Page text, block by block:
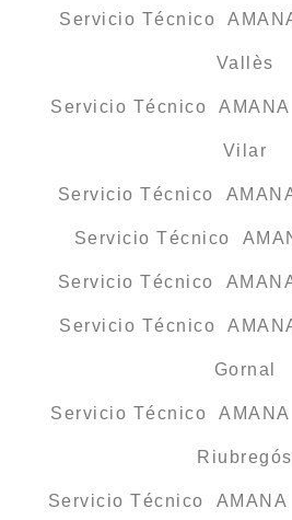
Servicio Técnico
Vallès
Servicio Técnico
Vilar
Servicio Técnico
Servicio Técnico
Servicio Técnico
Servicio Técnico
Gornal
Servicio Técnico
Riubregós
Servicio Técnico